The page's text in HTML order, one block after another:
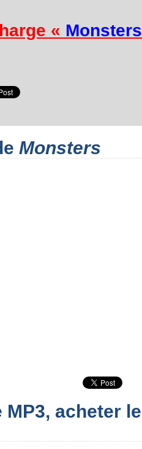
« Monsters
Monsters
MP3, acheter